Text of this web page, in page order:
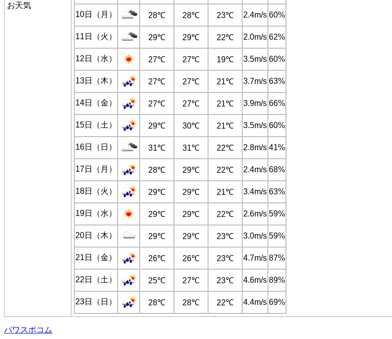
お天気
10日（月） 28℃ 28℃ 23℃ 2.4m/s 60%
11日（火） 29℃ 29℃ 22℃ 2.0m/s 62%
12日（水） 27℃ 27℃ 19℃ 3.5m/s 60%
13日（木） 27℃ 27℃ 21℃ 3.7m/s 63%
14日（金） 27℃ 27℃ 21℃ 3.9m/s 66%
15日（土） 29℃ 30℃ 21℃ 3.5m/s 60%
16日（日） 31℃ 31℃ 22℃ 2.8m/s 41%
17日（月） 28℃ 29℃ 22℃ 2.4m/s 68%
18日（火） 29℃ 29℃ 21℃ 3.4m/s 63%
19日（水） 29℃ 29℃ 22℃ 2.6m/s 59%
20日（木） 29℃ 29℃ 23℃ 3.0m/s 59%
21日（金） 26℃ 26℃ 23℃ 4.7m/s 87%
22日（土） 25℃ 27℃ 23℃ 4.6m/s 89%
23日（日） 28℃ 28℃ 22℃ 4.4m/s 69%
パワスポコム